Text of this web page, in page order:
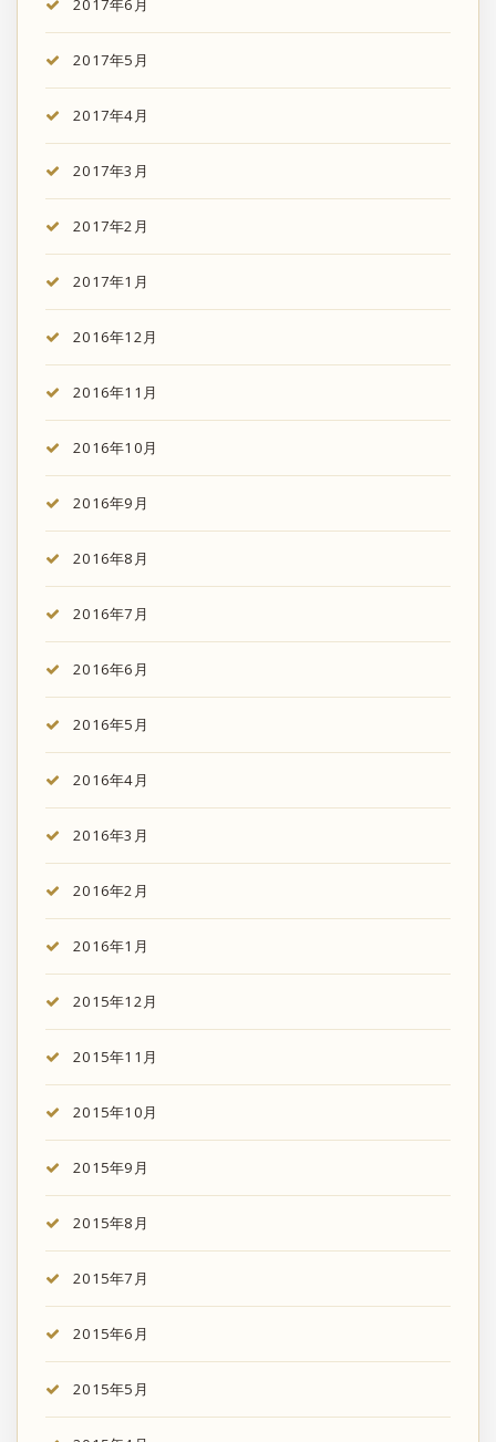
2017年6月
2017年5月
2017年4月
2017年3月
2017年2月
2017年1月
2016年12月
2016年11月
2016年10月
2016年9月
2016年8月
2016年7月
2016年6月
2016年5月
2016年4月
2016年3月
2016年2月
2016年1月
2015年12月
2015年11月
2015年10月
2015年9月
2015年8月
2015年7月
2015年6月
2015年5月